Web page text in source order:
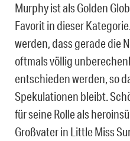
Murphy ist als Golden
Favorit in dieser
werden, dass gerade die
oftmals völlig
entschieden werden, so
Spekulationen bleibt.
für seine Rolle als
Großvater in Little Miss